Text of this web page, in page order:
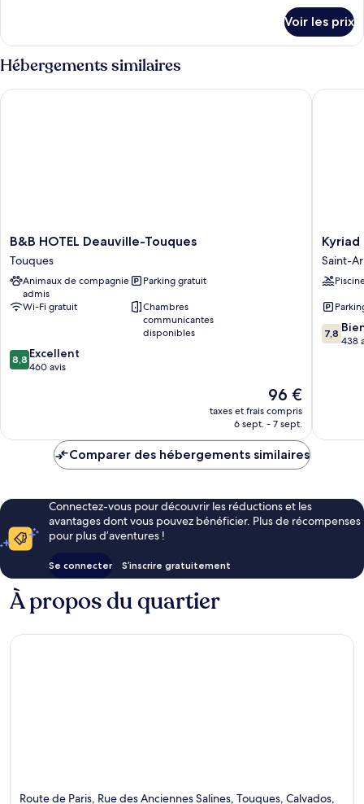
Suite
(Bâtiment
Rive
Gauche)
le
type
de
chambre
Suite
Voir les prix
Hébergements similaires
B&B
HOTEL
Deauville-
Touques
Touques
B&B HOTEL Deauville-Touques
Touques
Animaux de compagnie
admis
Parking gratuit
Wi-Fi gratuit
Chambres
communicantes
disponibles
8.8
sur
8,8 Excellent
460 avis
Le
nouveau
prix
de
96 €
taxes et frais compris
6 sept. - 7 sept.
B&B HOTEL Deauville-Touques
Kyriad
-
St
Saint-
Arnoult
Saint-
7.8
sur
7,8
438
Kyriad -
Comparer des hébergements similaires
Connectez-vous pour découvrir les réductions et les
avantages dont vous pouvez bénéficier. Plus de récompenses
pour plus d’aventures !
Se connecter S’inscrire gratuitement
À propos du quartier
Route de Paris, Rue des Anciennes Salines, Touques, Calvados,